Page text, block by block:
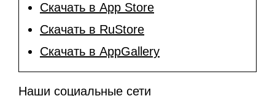
Скачать в App Store
Скачать в RuStore
Скачать в AppGallery
Наши социальные сети